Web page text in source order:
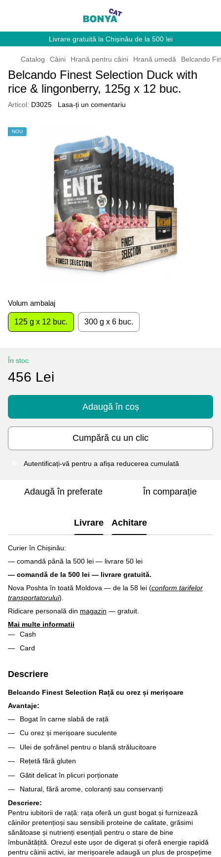
Livrare gratuită la Chișinău de la 500 lei
Catalog Câini Hrană pentru câini Hrană umedă Belcando
Belcando Finest Selection Duck with
rice & lingonberry, 125g x 12 buc.
Articol: D3025 Lasa-ți un comentariu
NOU
Volum ambalaj
125 g x 12 buc. 300 g x 6 buc.
În stoc
456 Lei
Adaugă în coș
Cumpără cu un clic
Autentificați-vă pentru a afișa reducerea cumulată
Adaugă în preferate În comparație
Livrare Achitare
Curier în Chișinău:
— comandă până la 500 lei — livrare 50 lei
— comandă de la 500 lei — livrare gratuită.
Nova Poshta în toată Moldova — de la 58 lei (conform tarifelor
transportatorului).
Ridicare personală din magazin — gratuit.
Mai multe informatii
Cash
Card
Descriere
Belcando Finest Selection Rață cu orez și merișoare
Avantaje:
Bogat în carne slabă de rață
Cu orez și merișoare suculente
Ulei de șofrănel pentru o blană strălucitoare
Rețetă fără gluten
Gătit delicat în plicuri porționate
Natural, fără arome, coloranți sau conservanți
Descriere:
Pentru iubitorii de rață: rața oferă un gust bogat și furnizează
câinilor pretențioși sau sensibili proteine de calitate, grăsimi
sănătoase și nutrienți esențiali pentru o stare de bine
îmbunătățită. Orezul este ușor de digerat și oferă energie rapidă
pentru câinii activi, iar merișoarele adaugă un plus de prospețime